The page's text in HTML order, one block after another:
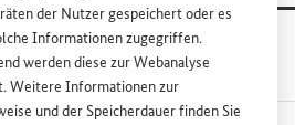
der Nutzer gespeichert oder es
Informationen zugegriffen.
werden diese zur Webanalyse
Weitere Informationen zur
und der Speicherdauer finden Sie